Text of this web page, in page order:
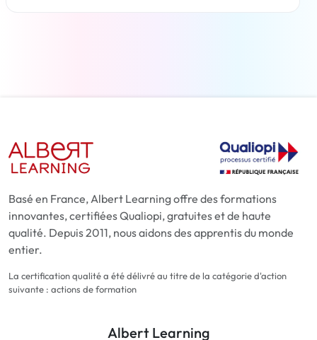
Basé en France, Albert Learning offre des formations
innovantes, certifiées Qualiopi, gratuites et de haute
qualité. Depuis 2011, nous aidons des apprentis du monde
entier.
La certification qualité a été délivré au titre de la catégorie d'action
suivante : actions de formation
Albert Learning